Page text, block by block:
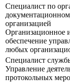
Специалист по
организацией
Организационное
обеспечение
любых
Специалист
Управление
протокольных